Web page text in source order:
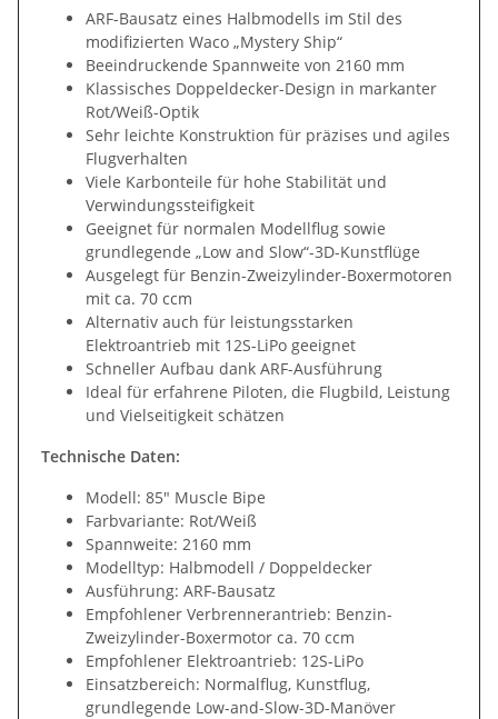
ARF-Bausatz eines Halbmodells im Stil des
modifizierten Waco „Mystery Ship“
Beeindruckende Spannweite von 2160 mm
Klassisches Doppeldecker-Design in markanter
Rot/Weiß-Optik
Sehr leichte Konstruktion für präzises und agiles
Flugverhalten
Viele Karbonteile für hohe Stabilität und
Verwindungssteifigkeit
Geeignet für normalen Modellflug sowie
grundlegende „Low and Slow“-3D-Kunstflüge
Ausgelegt für Benzin-Zweizylinder-Boxermotoren
mit ca. 70 ccm
Alternativ auch für leistungsstarken
Elektroantrieb mit 12S-LiPo geeignet
Schneller Aufbau dank ARF-Ausführung
Ideal für erfahrene Piloten, die Flugbild, Leistung
und Vielseitigkeit schätzen
Technische Daten:
Modell: 85" Muscle Bipe
Farbvariante: Rot/Weiß
Spannweite: 2160 mm
Modelltyp: Halbmodell / Doppeldecker
Ausführung: ARF-Bausatz
Empfohlener Verbrennerantrieb: Benzin-
Zweizylinder-Boxermotor ca. 70 ccm
Empfohlener Elektroantrieb: 12S-LiPo
Einsatzbereich: Normalflug, Kunstflug,
grundlegende Low-and-Slow-3D-Manöver